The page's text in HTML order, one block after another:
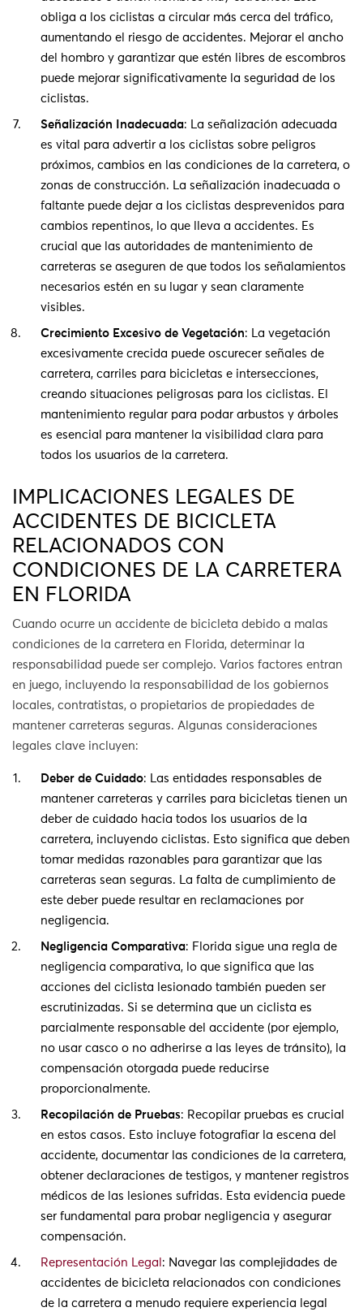
obliga a los ciclistas a circular más cerca del tráfico,
aumentando el riesgo de accidentes. Mejorar el ancho
del hombro y garantizar que estén libres de escombros
puede mejorar significativamente la seguridad de los
ciclistas.
Señalización Inadecuada: La señalización adecuada
es vital para advertir a los ciclistas sobre peligros
próximos, cambios en las condiciones de la carretera, o
zonas de construcción. La señalización inadecuada o
faltante puede dejar a los ciclistas desprevenidos para
cambios repentinos, lo que lleva a accidentes. Es
crucial que las autoridades de mantenimiento de
carreteras se aseguren de que todos los señalamientos
necesarios estén en su lugar y sean claramente
visibles.
Crecimiento Excesivo de Vegetación: La vegetación
excesivamente crecida puede oscurecer señales de
carretera, carriles para bicicletas e intersecciones,
creando situaciones peligrosas para los ciclistas. El
mantenimiento regular para podar arbustos y árboles
es esencial para mantener la visibilidad clara para
todos los usuarios de la carretera.
IMPLICACIONES LEGALES DE
ACCIDENTES DE BICICLETA
RELACIONADOS CON
CONDICIONES DE LA CARRETERA
EN FLORIDA
Cuando ocurre un accidente de bicicleta debido a malas
condiciones de la carretera en Florida, determinar la
responsabilidad puede ser complejo. Varios factores entran
en juego, incluyendo la responsabilidad de los gobiernos
locales, contratistas, o propietarios de propiedades de
mantener carreteras seguras. Algunas consideraciones
legales clave incluyen:
Deber de Cuidado: Las entidades responsables de
mantener carreteras y carriles para bicicletas tienen un
deber de cuidado hacia todos los usuarios de la
carretera, incluyendo ciclistas. Esto significa que deben
tomar medidas razonables para garantizar que las
carreteras sean seguras. La falta de cumplimiento de
este deber puede resultar en reclamaciones por
negligencia.
Negligencia Comparativa: Florida sigue una regla de
negligencia comparativa, lo que significa que las
acciones del ciclista lesionado también pueden ser
escrutinizadas. Si se determina que un ciclista es
parcialmente responsable del accidente (por ejemplo,
no usar casco o no adherirse a las leyes de tránsito), la
compensación otorgada puede reducirse
proporcionalmente.
Recopilación de Pruebas: Recopilar pruebas es crucial
en estos casos. Esto incluye fotografiar la escena del
accidente, documentar las condiciones de la carretera,
obtener declaraciones de testigos, y mantener registros
médicos de las lesiones sufridas. Esta evidencia puede
ser fundamental para probar negligencia y asegurar
compensación.
Representación Legal : Navegar las complejidades de
accidentes de bicicleta relacionados con condiciones
de la carretera a menudo requiere experiencia legal